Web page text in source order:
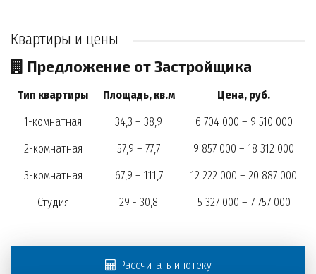
Квартиры и цены
Предложение от Застройщика
Тип квартиры Площадь, кв.м
Цена, руб.
1-комнатная
34,3 – 38,9
6 704 000 – 9 510 000
2-комнатная
57,9 – 77,7
9 857 000 – 18 312 000
3-комнатная
67,9 – 111,7
12 222 000 – 20 887 000
Студия
29 - 30,8 5 327 000 – 7 757 000
Рассчитать ипотеку